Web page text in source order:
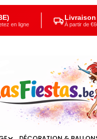
en ligne À partir de